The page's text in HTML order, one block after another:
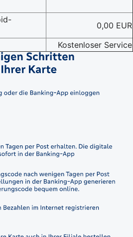
0,00 EUR
Kostenloser Service